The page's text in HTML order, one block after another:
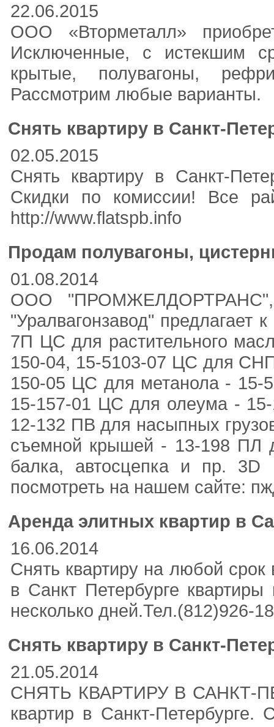
22.06.2015
ООО «Вторметалл»
Исключенные, с истекшим
крытые, полувагоны,
Рассмотрим любые варианты.
Снять квартиру в Санкт-
02.05.2015
Снять квартиру в Санкт-
Скидки по комиссии! Все
http://www.flatspb.info
Продам полувагоны,
01.08.2014
ООО "ПРОМЖЕЛДОРТРАНС",
"Уралвагонзавод" предлагает
7П ЦС для растительного
150-04, 15-5103-07 ЦС для
150-05 ЦС для метанола -
15-157-01 ЦС для олеума - 15-
12-132 ПВ для насыпных
съемной крышей - 13-198 ПЛ
балка, автосцепка и пр.
посмотреть на нашем сайте:
Аренда элитных квартир в
16.06.2014
Снять квартиру на любой срок
в Санкт Петербурге
несколько дней.Тел.(812)926-
Снять квартиру в Санкт-
21.05.2014
СНЯТЬ КВАРТИРУ В САНКТ-
квартир в Санкт-